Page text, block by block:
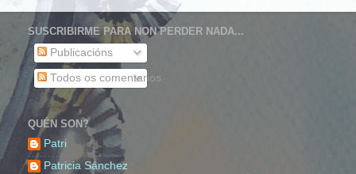
SUSCRIBIRME PARA NON PERDER NADA...
Publicacións
Todos os comentarios
QUÉN SON?
Patri
Patricia Sánchez